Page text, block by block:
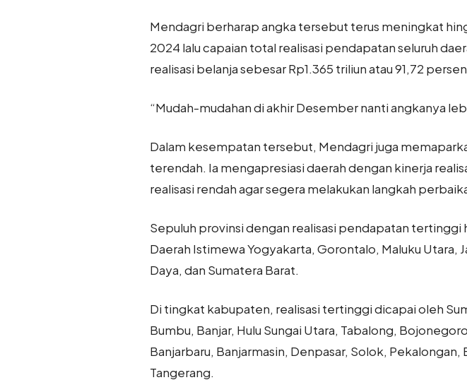
Mendagri berharap angka tersebut terus meningkat
2024 lalu capaian total realisasi pendapatan seluruh
realisasi belanja sebesar Rp1.365 triliun atau 91,72
“Mudah-mudahan di akhir Desember nanti angkanya
Dalam kesempatan tersebut, Mendagri juga
terendah. Ia mengapresiasi daerah dengan kinerja
realisasi rendah agar segera melakukan langkah
Sepuluh provinsi dengan realisasi pendapatan
Daerah Istimewa Yogyakarta, Gorontalo, Maluku Utara,
Daya, dan Sumatera Barat.
Di tingkat kabupaten, realisasi tertinggi dicapai oleh
Bumbu, Banjar, Hulu Sungai Utara, Tabalong,
Banjarbaru, Banjarmasin, Denpasar, Solok,
Tangerang.